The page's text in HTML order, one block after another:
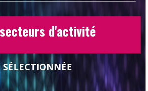
d'activité